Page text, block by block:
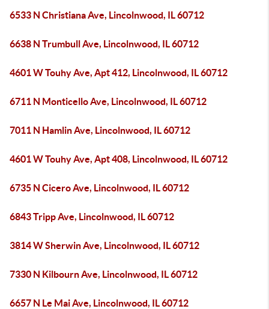
6533 N Christiana Ave, Lincolnwood, IL 60712
6638 N Trumbull Ave, Lincolnwood, IL 60712
4601 W Touhy Ave, Apt 412, Lincolnwood, IL 60712
6711 N Monticello Ave, Lincolnwood, IL 60712
7011 N Hamlin Ave, Lincolnwood, IL 60712
4601 W Touhy Ave, Apt 408, Lincolnwood, IL 60712
6735 N Cicero Ave, Lincolnwood, IL 60712
6843 Tripp Ave, Lincolnwood, IL 60712
3814 W Sherwin Ave, Lincolnwood, IL 60712
7330 N Kilbourn Ave, Lincolnwood, IL 60712
6657 N Le Mai Ave, Lincolnwood, IL 60712